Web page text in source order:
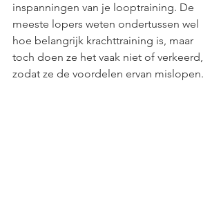
inspanningen van je looptraining. De
meeste lopers weten ondertussen wel
hoe belangrijk krachttraining is, maar
toch doen ze het vaak niet of verkeerd,
zodat ze de voordelen ervan mislopen.